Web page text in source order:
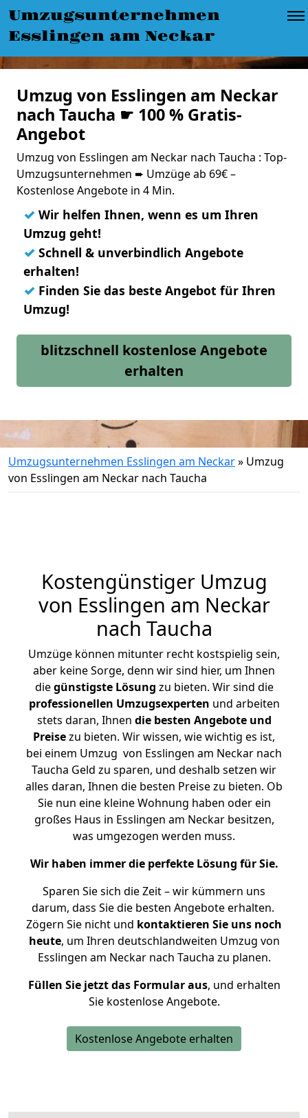
Umzugsunternehmen
Esslingen am Neckar
Umzug von Esslingen am Neckar
nach Taucha ☛ 100 % Gratis-
Angebot
Umzug von Esslingen am Neckar nach Taucha : Top-
Umzugsunternehmen ➨ Umzüge ab 69€ –
Kostenlose Angebote in 4 Min.
✓ Wir helfen Ihnen, wenn es um Ihren
Umzug geht!
✓ Schnell & unverbindlich Angebote
erhalten!
✓ Finden Sie das beste Angebot für Ihren
Umzug!
blitzschnell kostenlose Angebote
erhalten
Umzugsunternehmen Esslingen am Neckar» Umzug
von Esslingen am Neckar nach Taucha
Kostengünstiger Umzug
von Esslingen am Neckar
nach Taucha
Umzüge können mitunter recht kostspielig sein,
aber keine Sorge, denn wir sind hier, um Ihnen
diegünstigste Lösung zu bieten. Wir sind die
professionellen Umzugsexperten und arbeiten
stets daran, Ihnen die besten Angebote und
Preisezu bieten. Wir wissen, wie wichtig es ist,
bei einem Umzug von Esslingen am Neckar nach
Taucha Geld zu sparen, und deshalb setzen wir
alles daran, Ihnen die besten Preise zu bieten. Ob
Sie nun eine kleine Wohnung haben oder ein
großes Haus in Esslingen am Neckar besitzen,
was umgezogen werden muss.
Wir haben immer die perfekte Lösung für Sie.
Sparen Sie sich die Zeit – wir kümmern uns
darum, dass Sie die besten Angebote erhalten.
Zögern Sie nicht und kontaktieren Sie uns noch
heute, um Ihren deutschlandweiten Umzug von
Esslingen am Neckar nach Taucha zu planen.
Füllen Sie jetzt das Formular aus, und erhalten
Sie kostenlose Angebote.
Kostenlose Angebote erhalten